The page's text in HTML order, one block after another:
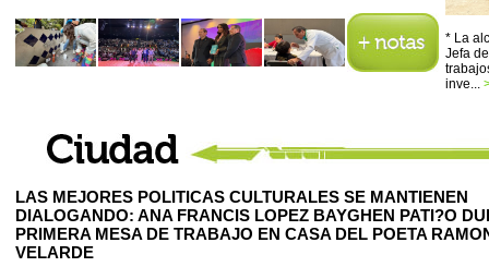
* La
Jefa
inve...
LAS MEJORES POLITICAS CULTURALES SE MANTIENEN
DIALOGANDO: ANA FRANCIS LOPEZ BAYGHEN PATI?O
PRIMERA MESA DE TRABAJO EN CASA DEL POETA
VELARDE